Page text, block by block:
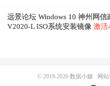
远景论坛 Windows 10 神州网信
V2020-L ISO系统安装镜像 激活
© 2019-2026 数据小贩 网